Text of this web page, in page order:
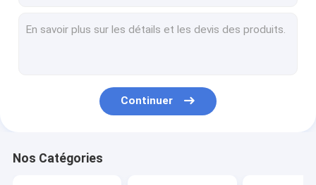
Contactez-nous
Continuer
Nos Catégories